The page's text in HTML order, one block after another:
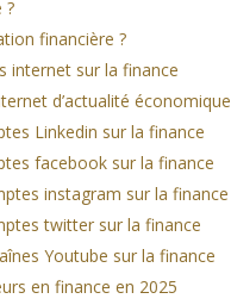
?
financière ?
internet sur la finance
d’actualité économique
Linkedin sur la finance
facebook sur la finance
instagram sur la finance
twitter sur la finance
Youtube sur la finance
en finance en 2025